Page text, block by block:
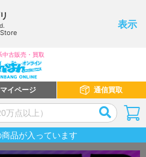
表示
中古販売・買取
マイページ 通信買取
品が入っています